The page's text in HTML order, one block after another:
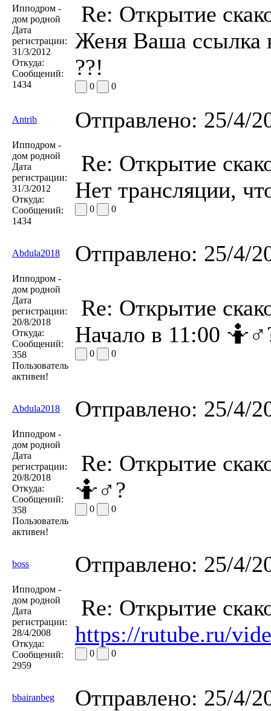
Ипподром -
дом родной
Дата
регистрации:
31/3/2012
Откуда:
Сообщений:
1434
Re: Открытие
Женя Ваша ссылка
??!
0 0
Antrib Отправлено: 25/4/
Ипподром -
дом родной
Дата
регистрации:
31/3/2012
Откуда:
Сообщений:
1434
Re: Открытие
Нет трансляции,
0 0
Abdula2018 Отправлено: 25/4/
Ипподром -
дом родной
Дата
регистрации:
20/8/2018
Откуда:
Сообщений:
358
Пользователь
активен!
Re: Открытие
Начало в 11:00
0 0
Abdula2018 Отправлено: 25/4/
Ипподром -
дом родной
Дата
регистрации:
20/8/2018
Откуда:
Сообщений:
358
Пользователь
активен!
Re: Открытие
🤷♂?
0 0
boss Отправлено: 25/4/
Ипподром -
дом родной
Дата
регистрации:
28/4/2008
Откуда:
Сообщений:
2959
Re: Открытие
https://rutube.ru/
0 0
bbairanbeg Отправлено: 25/4/